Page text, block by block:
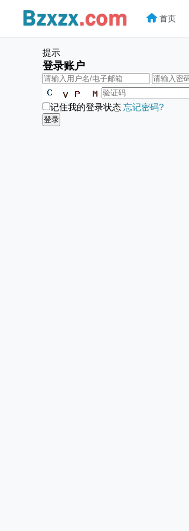
首页
提示
登录账户
记住我的登录状态 忘记密码?
登录